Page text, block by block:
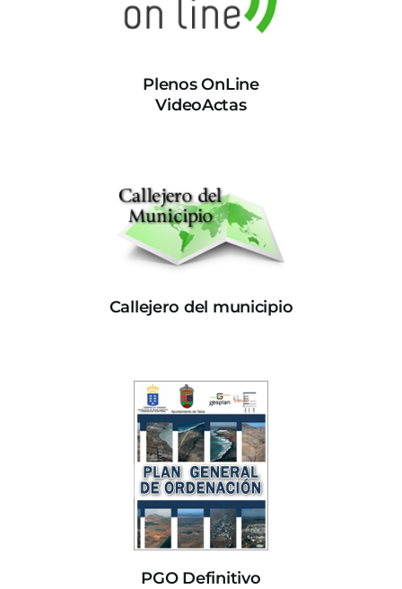
Plenos OnLine
VideoActas
Callejero del municipio
PGO Definitivo